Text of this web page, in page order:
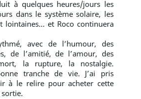
à quelques heures/jours les
dans le système solaire, les
lointaines… et Roco continuera
avec de l’humour, des
de l’amitié, de l’amour, des
la rupture, la nostalgie.
tranche de vie. J’ai pris
à le relire pour acheter cette
sortie.